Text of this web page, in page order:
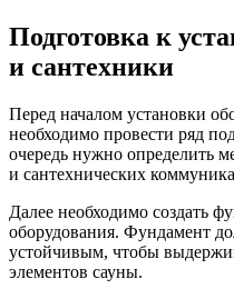
Подготовка к
и сантехники
Перед началом установки
необходимо провести ряд
очередь нужно определить
и сантехнических
Далее необходимо создать
оборудования. Фундамент
устойчивым, чтобы
элементов сауны.